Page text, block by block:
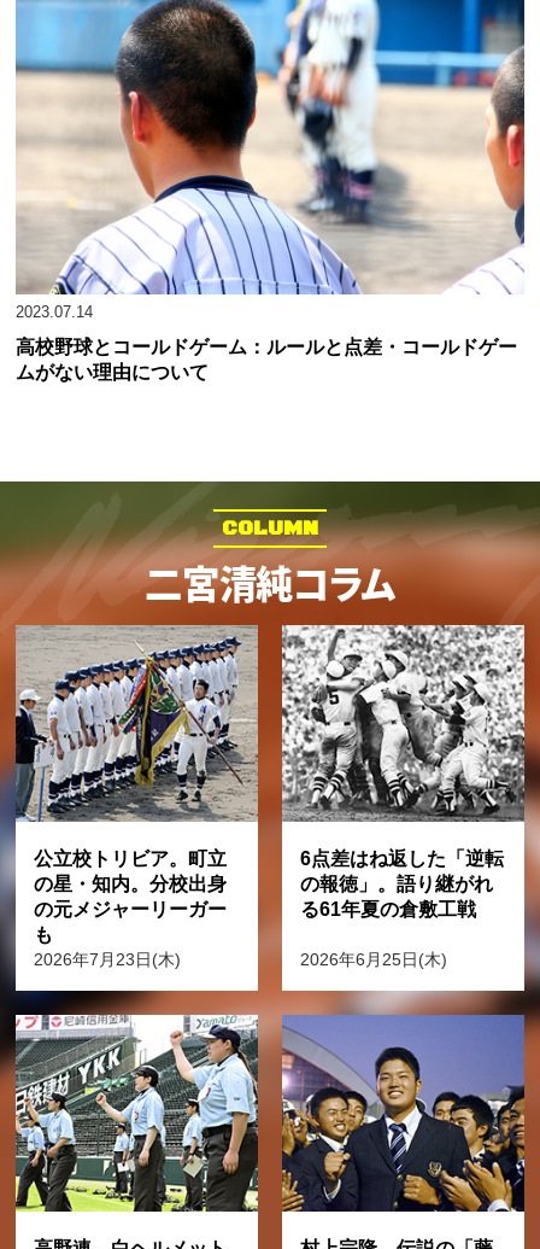
2023.07.14
高校野球とコールドゲーム：ルールと点差・コールドゲー
ムがない理由について
COLUMN
二宮清純コラム
公立校トリビア。町立
の星・知内。分校出身
の元メジャーリーガー
も
2026年7月23日(木)
6点差はね返した「逆転
の報徳」。語り継がれ
る61年夏の倉敷工戦
2026年6月25日(木)